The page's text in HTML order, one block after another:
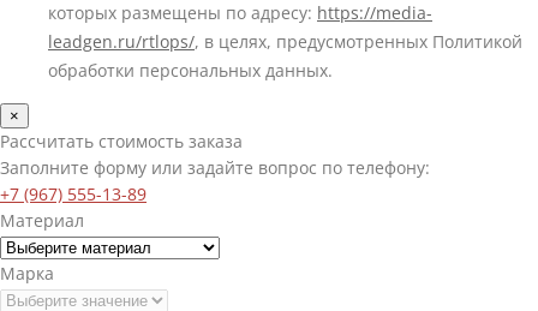
которых размещены по адресу: https://media-
leadgen.ru/rtlops/, в целях, предусмотренных Политикой
обработки персональных данных.
×
Рассчитать стоимость заказа
Заполните форму или задайте вопрос по телефону:
+7 (967) 555-13-89
Материал
Марка